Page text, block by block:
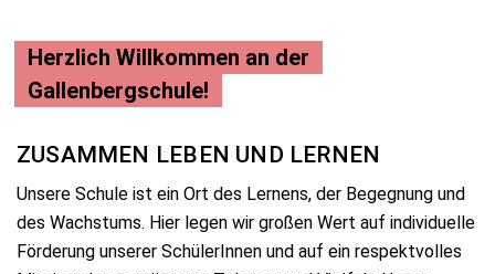
Herzlich Willkommen an der
Gallenbergschule!
ZUSAMMEN LEBEN UND LERNEN
Unsere Schule ist ein Ort des Lernens, der Begegnung und
des Wachstums. Hier legen wir großen Wert auf individuelle
Förderung unserer SchülerInnen und auf ein respektvolles